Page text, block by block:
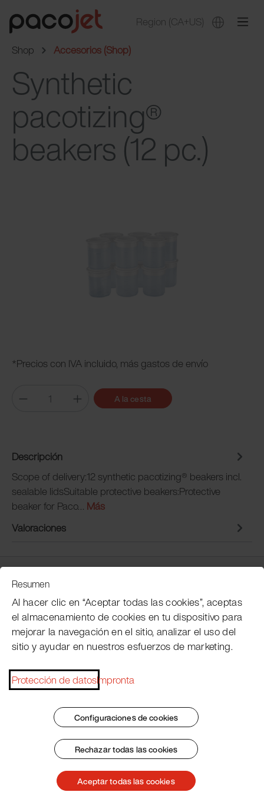
Region (CA+US)
Shop
Accesorios (Shop)
Synthetic
pacotizing®
beakers (12 pc.)
*Precios con IVA incluido, más gastos de envío
A la cesta
Descripción
Scope of delivery:12 synthetic pacotizing® beakers incl.
sealable lidsSuitable protective beakers:Protective
beaker for Paco… Más
Valoraciones
Servicio de atención al cliente
Subscribe Pacojet Newsletter
Would you like to be regularly updated on news, event
Pie de imprenta Condiciones generales
Protección de datos
Resumen
Al hacer clic en “Aceptar todas las cookies”, aceptas
el almacenamiento de cookies en tu dispositivo para
mejorar la navegación en el sitio, analizar el uso del
sitio y ayudar en nuestros esfuerzos de marketing.
Protección de datosImpronta
Configuraciones de cookies
Rechazar todas las cookies
Aceptar todas las cookies